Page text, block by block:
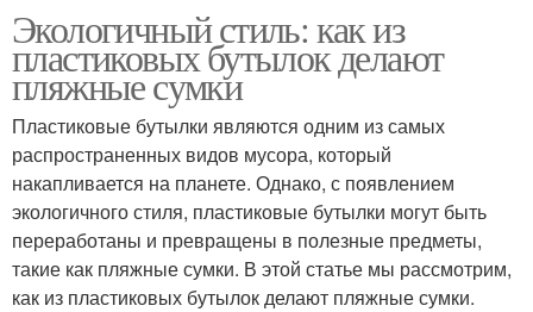
Экологичный стиль: как из
пластиковых бутылок делают
пляжные сумки
Пластиковые бутылки являются одним из самых
распространенных видов мусора, который
накапливается на планете. Однако, с появлением
экологичного стиля, пластиковые бутылки могут быть
переработаны и превращены в полезные предметы,
такие как пляжные сумки. В этой статье мы рассмотрим,
как из пластиковых бутылок делают пляжные сумки.